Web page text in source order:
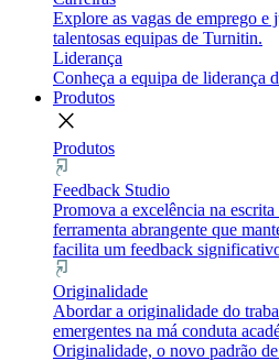
Explore as vagas de emprego e
talentosas equipas de Turnitin.
Liderança
Conheça a equipa de liderança
Produtos
close
Produtos
Feedback Studio
Promova a excelência na
ferramenta abrangente que
facilita um feedback
Originalidade
Abordar a originalidade do
emergentes na má conduta
Originalidade, o novo padrão